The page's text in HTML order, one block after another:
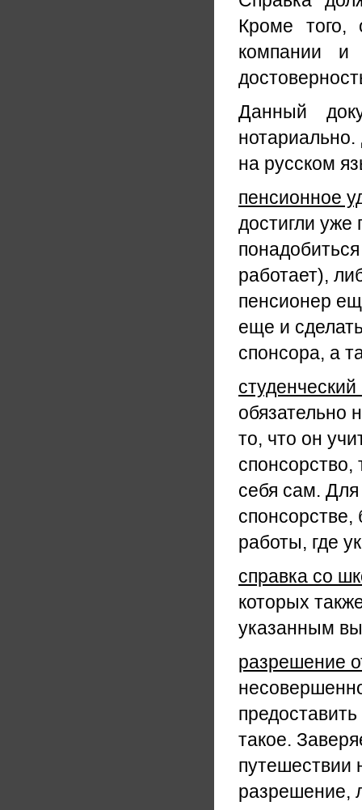
Кроме того,
компании и
Данный
на русском
пенсионное
достигли уже
работает),
пенсионер
еще и
спонсора, а
студенческий
обязательно
то, что он
спонсорство,
себя сам. Для
спонсорстве,
работы, где
справка со
которых
указанным
разрешение
такое.
путешествии
разрешение,